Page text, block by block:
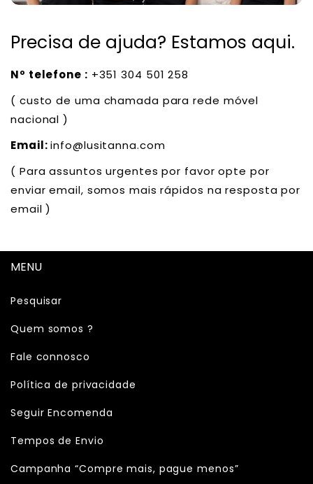
Precisa de ajuda? Estamos aqui.
Nº telefone : +351 304 501 258
( custo de uma chamada para rede móvel
nacional )
Email:info@lusitanna.com
( Para assuntos urgentes por favor opte por
enviar email, somos mais rápidos na resposta por
email )
MENU
Pesquisar
Quem somos ?
Fale connosco
Política de privacidade
Seguir Encomenda
Tempos de Envio
Campanha “Compre mais, pague menos”